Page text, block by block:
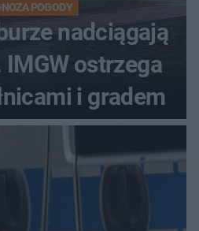
POGODY
nadciągają
ostrzega
i gradem